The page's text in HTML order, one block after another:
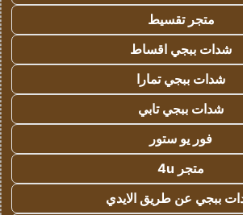
متجر تقسيط
شدات ببجي اقساط
شدات ببجي تمارا
شدات ببجي تابي
فور يو ستور
متجر 4u
ببجي عن طريق الايدي